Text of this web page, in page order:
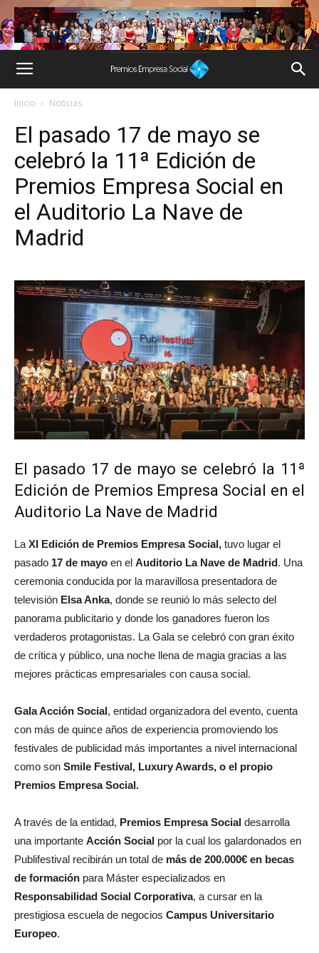
Inicio Noticias
El pasado 17 de mayo se
celebró la 11ª Edición de
Premios Empresa Social en
el Auditorio La Nave de
Madrid
El pasado 17 de mayo se celebró la 11ª
Edición de Premios Empresa Social en el
Auditorio La Nave de Madrid
La XI Edición de Premios Empresa Social, tuvo lugar el
pasado 17 de mayo en el Auditorio La Nave de Madrid. Una
ceremonia conducida por la maravillosa presentadora de
televisión Elsa Anka, donde se reunió lo más selecto del
panorama publicitario y donde los ganadores fueron los
verdaderos protagonistas. La Gala se celebró con gran éxito
de crítica y público, una noche llena de magia gracias a las
mejores prácticas empresariales con causa social.
Gala Acción Social, entidad organizadora del evento, cuenta
con más de quince años de experiencia promoviendo los
festivales de publicidad más importantes a nivel internacional
como son Smile Festival, Luxury Awards, o el propio
Premios Empresa Social.
A través de la entidad, Premios Empresa Social desarrolla
una importante Acción Social por la cual los galardonados en
Publifestival recibirán un total de más de 200.000€ en becas
de formación para Máster especializados en
Responsabilidad Social Corporativa, a cursar en la
prestigiosa escuela de negocios Campus Universitario
Europeo.